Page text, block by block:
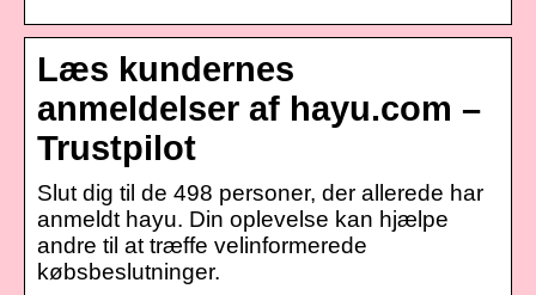
Læs kundernes
anmeldelser af hayu.com –
Trustpilot
Slut dig til de 498 personer, der allerede har
anmeldt hayu. Din oplevelse kan hjælpe
andre til at træffe velinformerede
købsbeslutninger.